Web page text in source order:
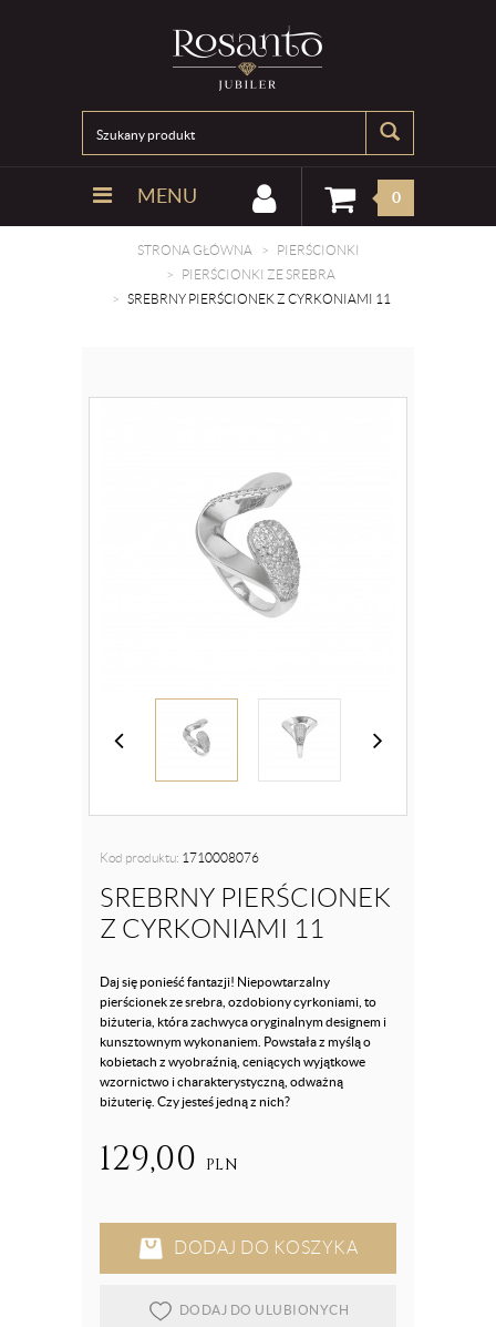
MENU 0
STRONA GŁÓWNA
PIERŚCIONKI
PIERŚCIONKI ZE SREBRA
SREBRNY PIERŚCIONEK Z CYRKONIAMI 11
Kod produktu: 1710008076
SREBRNY PIERŚCIONEK
Z CYRKONIAMI 11
Daj się ponieść fantazji! Niepowtarzalny
pierścionek ze srebra, ozdobiony cyrkoniami, to
biżuteria, która zachwyca oryginalnym designem i
kunsztownym wykonaniem. Powstała z myślą o
kobietach z wyobraźnią, ceniących wyjątkowe
wzornictwo i charakterystyczną, odważną
biżuterię. Czy jesteś jedną z nich?
129,00 PLN
DODAJ DO KOSZYKA
DODAJ DO ULUBIONYCH